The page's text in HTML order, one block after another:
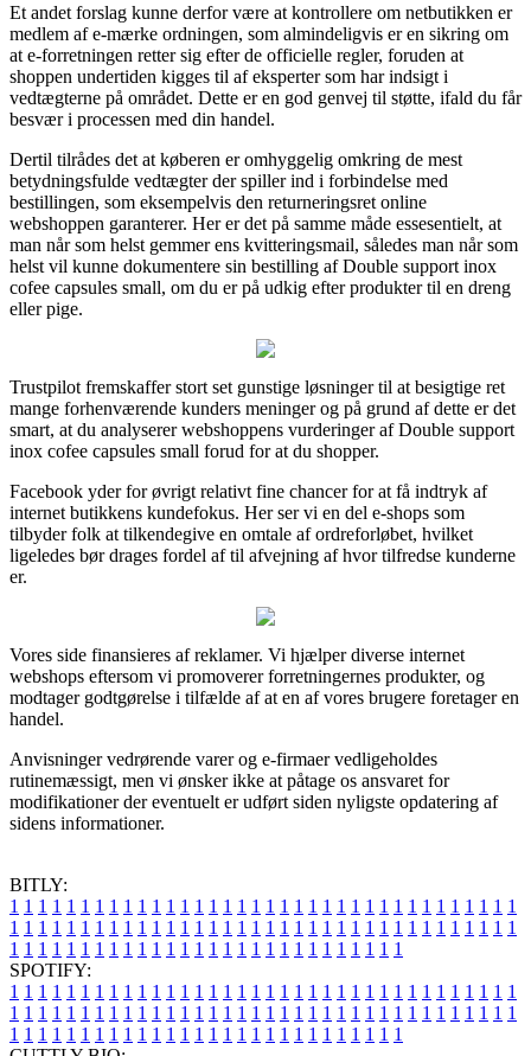
Et andet forslag kunne derfor være at kontrollere om netbutikken er
medlem af e-mærke ordningen, som almindeligvis er en sikring om
at e-forretningen retter sig efter de officielle regler, foruden at
shoppen undertiden kigges til af eksperter som har indsigt i
vedtægterne på området. Dette er en god genvej til støtte, ifald du får
besvær i processen med din handel.
Dertil tilrådes det at køberen er omhyggelig omkring de mest
betydningsfulde vedtægter der spiller ind i forbindelse med
bestillingen, som eksempelvis den returneringsret online
webshoppen garanterer. Her er det på samme måde essesentielt, at
man når som helst gemmer ens kvitteringsmail, således man når som
helst vil kunne dokumentere sin bestilling af Double support inox
cofee capsules small, om du er på udkig efter produkter til en dreng
eller pige.
Trustpilot fremskaffer stort set gunstige løsninger til at besigtige ret
mange forhenværende kunders meninger og på grund af dette er det
smart, at du analyserer webshoppens vurderinger af Double support
inox cofee capsules small forud for at du shopper.
Facebook yder for øvrigt relativt fine chancer for at få indtryk af
internet butikkens kundefokus. Her ser vi en del e-shops som
tilbyder folk at tilkendegive en omtale af ordreforløbet, hvilket
ligeledes bør drages fordel af til afvejning af hvor tilfredse kunderne
er.
Vores side finansieres af reklamer. Vi hjælper diverse internet
webshops eftersom vi promoverer forretningernes produkter, og
modtager godtgørelse i tilfælde af at en af vores brugere foretager en
handel.
Anvisninger vedrørende varer og e-firmaer vedligeholdes
rutinemæssigt, men vi ønsker ikke at påtage os ansvaret for
modifikationer der eventuelt er udført siden nyligste opdatering af
sidens informationer.
BITLY:
1 1 1 1 1 1 1 1 1 1 1 1 1 1 1 1 1 1 1 1 1 1 1 1 1 1 1 1 1 1 1 1 1 1 1 1
1 1 1 1 1 1 1 1 1 1 1 1 1 1 1 1 1 1 1 1 1 1 1 1 1 1 1 1 1 1 1 1 1 1 1 1
1 1 1 1 1 1 1 1 1 1 1 1 1 1 1 1 1 1 1 1 1 1 1 1 1 1 1 1
SPOTIFY:
1 1 1 1 1 1 1 1 1 1 1 1 1 1 1 1 1 1 1 1 1 1 1 1 1 1 1 1 1 1 1 1 1 1 1 1
1 1 1 1 1 1 1 1 1 1 1 1 1 1 1 1 1 1 1 1 1 1 1 1 1 1 1 1 1 1 1 1 1 1 1 1
1 1 1 1 1 1 1 1 1 1 1 1 1 1 1 1 1 1 1 1 1 1 1 1 1 1 1 1